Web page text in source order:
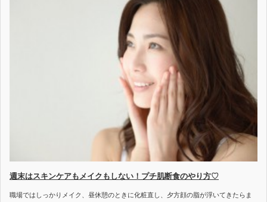
週末はスキンケアもメイクもしない！プチ肌断食のやり方♡
職場ではしっかりメイク、昼休憩のときに化粧直し、夕方顔の脂が浮いてきたらま